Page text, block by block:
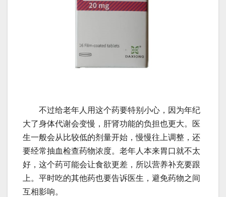
不过给老年人用这个药要特别小心，因为年纪
大了身体代谢会变慢，肝肾功能的负担也更大。医
生一般会从比较低的剂量开始，慢慢往上调整，还
要经常抽血检查药物浓度。老年人本来胃口就不太
好，这个药可能会让食欲更差，所以营养补充要跟
上。平时吃的其他药也要告诉医生，避免药物之间
互相影响。